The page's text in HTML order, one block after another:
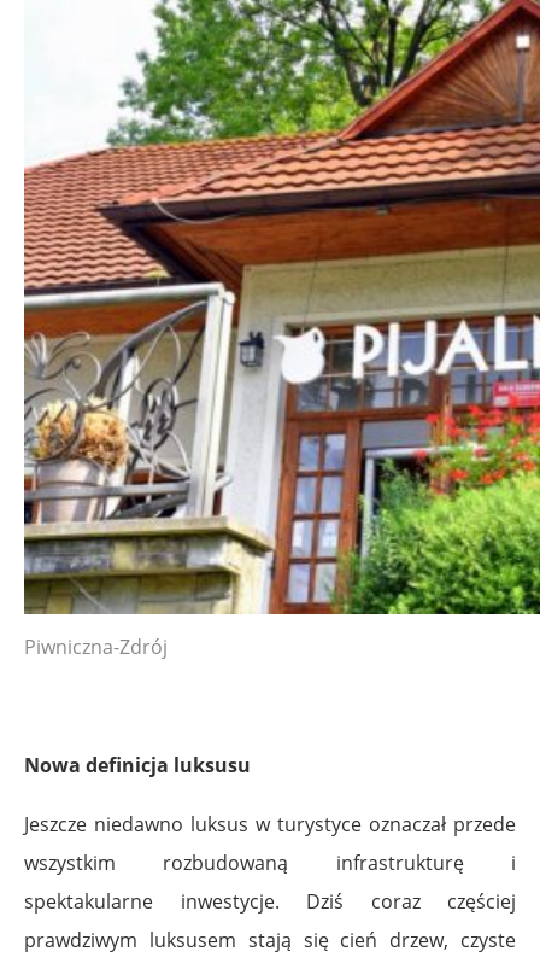
Piwniczna-Zdrój
Nowa definicja luksusu
Jeszcze niedawno luksus w turystyce oznaczał przede
wszystkim rozbudowaną infrastrukturę i
spektakularne inwestycje. Dziś coraz częściej
prawdziwym luksusem stają się cień drzew, czyste